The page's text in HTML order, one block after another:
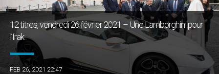
12 titres, vendredi 26 février 2021 – Une Lamborghini pour
l’Irak
FEB 26, 2021 22:47